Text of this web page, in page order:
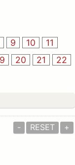
9 10
11
20 21
22
- RESET +